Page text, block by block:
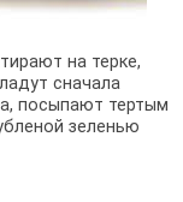
на терке,
сначала
посыпают тертым
зеленью